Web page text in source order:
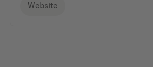
Website